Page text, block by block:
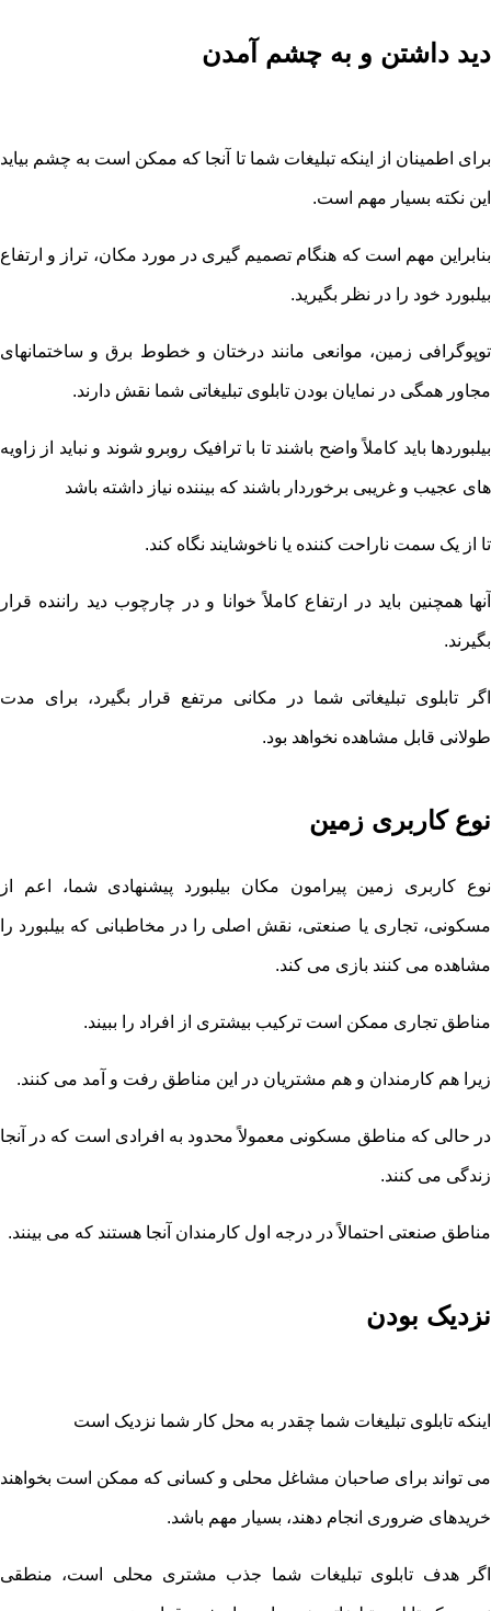
دید داشتن و به چشم آمدن
برای اطمینان از اینکه تبلیغات شما تا آنجا که ممکن است به چشم بیاید
این نکته بسیار مهم است.
بنابراین مهم است که هنگام تصمیم گیری در مورد مکان، تراز و ارتفاع
بیلبورد خود را در نظر بگیرید.
توپوگرافی زمین، موانعی مانند درختان و خطوط برق و ساختمانهای
مجاور همگی در نمایان بودن تابلوی تبلیغاتی شما نقش دارند.
بیلبوردها باید کاملاً واضح باشند تا با ترافیک روبرو شوند و نباید از زاویه
های عجیب و غریبی برخوردار باشند که بیننده نیاز داشته باشد
تا از یک سمت ناراحت کننده یا ناخوشایند نگاه کند.
آنها همچنین باید در ارتفاع کاملاً خوانا و در چارچوب دید راننده قرار
بگیرند.
اگر تابلوی تبلیغاتی شما در مکانی مرتفع قرار بگیرد، برای مدت
طولانی قابل مشاهده نخواهد بود.
نوع کاربری زمین
نوع کاربری زمین پیرامون مکان بیلبورد پیشنهادی شما، اعم از
مسکونی، تجاری یا صنعتی، نقش اصلی را در مخاطبانی که بیلبورد را
مشاهده می کنند بازی می کند.
مناطق تجاری ممکن است ترکیب بیشتری از افراد را ببیند.
زیرا هم کارمندان و هم مشتریان در این مناطق رفت و آمد می کنند.
در حالی که مناطق مسکونی معمولاً محدود به افرادی است که در آنجا
زندگی می کنند.
مناطق صنعتی احتمالاً در درجه اول کارمندان آنجا هستند که می بینند.
نزدیک بودن
اینکه تابلوی تبلیغات شما چقدر به محل کار شما نزدیک است
می تواند برای صاحبان مشاغل محلی و کسانی که ممکن است بخواهند
خریدهای ضروری انجام دهند، بسیار مهم باشد.
اگر هدف تابلوی تبلیغات شما جذب مشتری محلی است، منطقی